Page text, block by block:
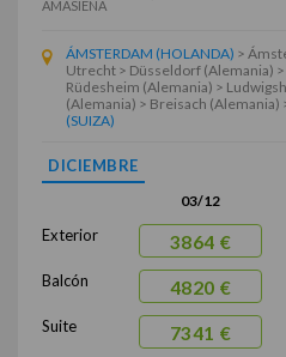
AMASIENA
ÁMSTERDAM (HOLANDA) >
Utrecht > Düsseldorf (Alemania)
Rüdesheim (Alemania) >
(Alemania) > Breisach (Alemania)
(SUIZA)
DICIEMBRE
Exterior
Balcón
Suite
03/12
3864 €
4820 €
7341 €